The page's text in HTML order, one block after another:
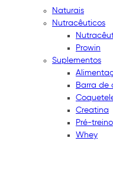
Naturais
Nutracêuticos
Prowin
Suplementos
Barra de
Creatina
Pré-treino
Whey